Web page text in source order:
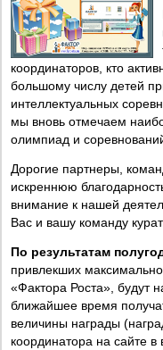
координаторов, кто
большому числу детей
интеллектуальных
мы вновь отмечаем
олимпиад и
Дорогие партнеры,
искреннюю
внимание к нашей
Вас и вашу команду
По результатам
привлекших
«Фактора Роста», будут
ближайшее время
величины награды
координатора на сайте